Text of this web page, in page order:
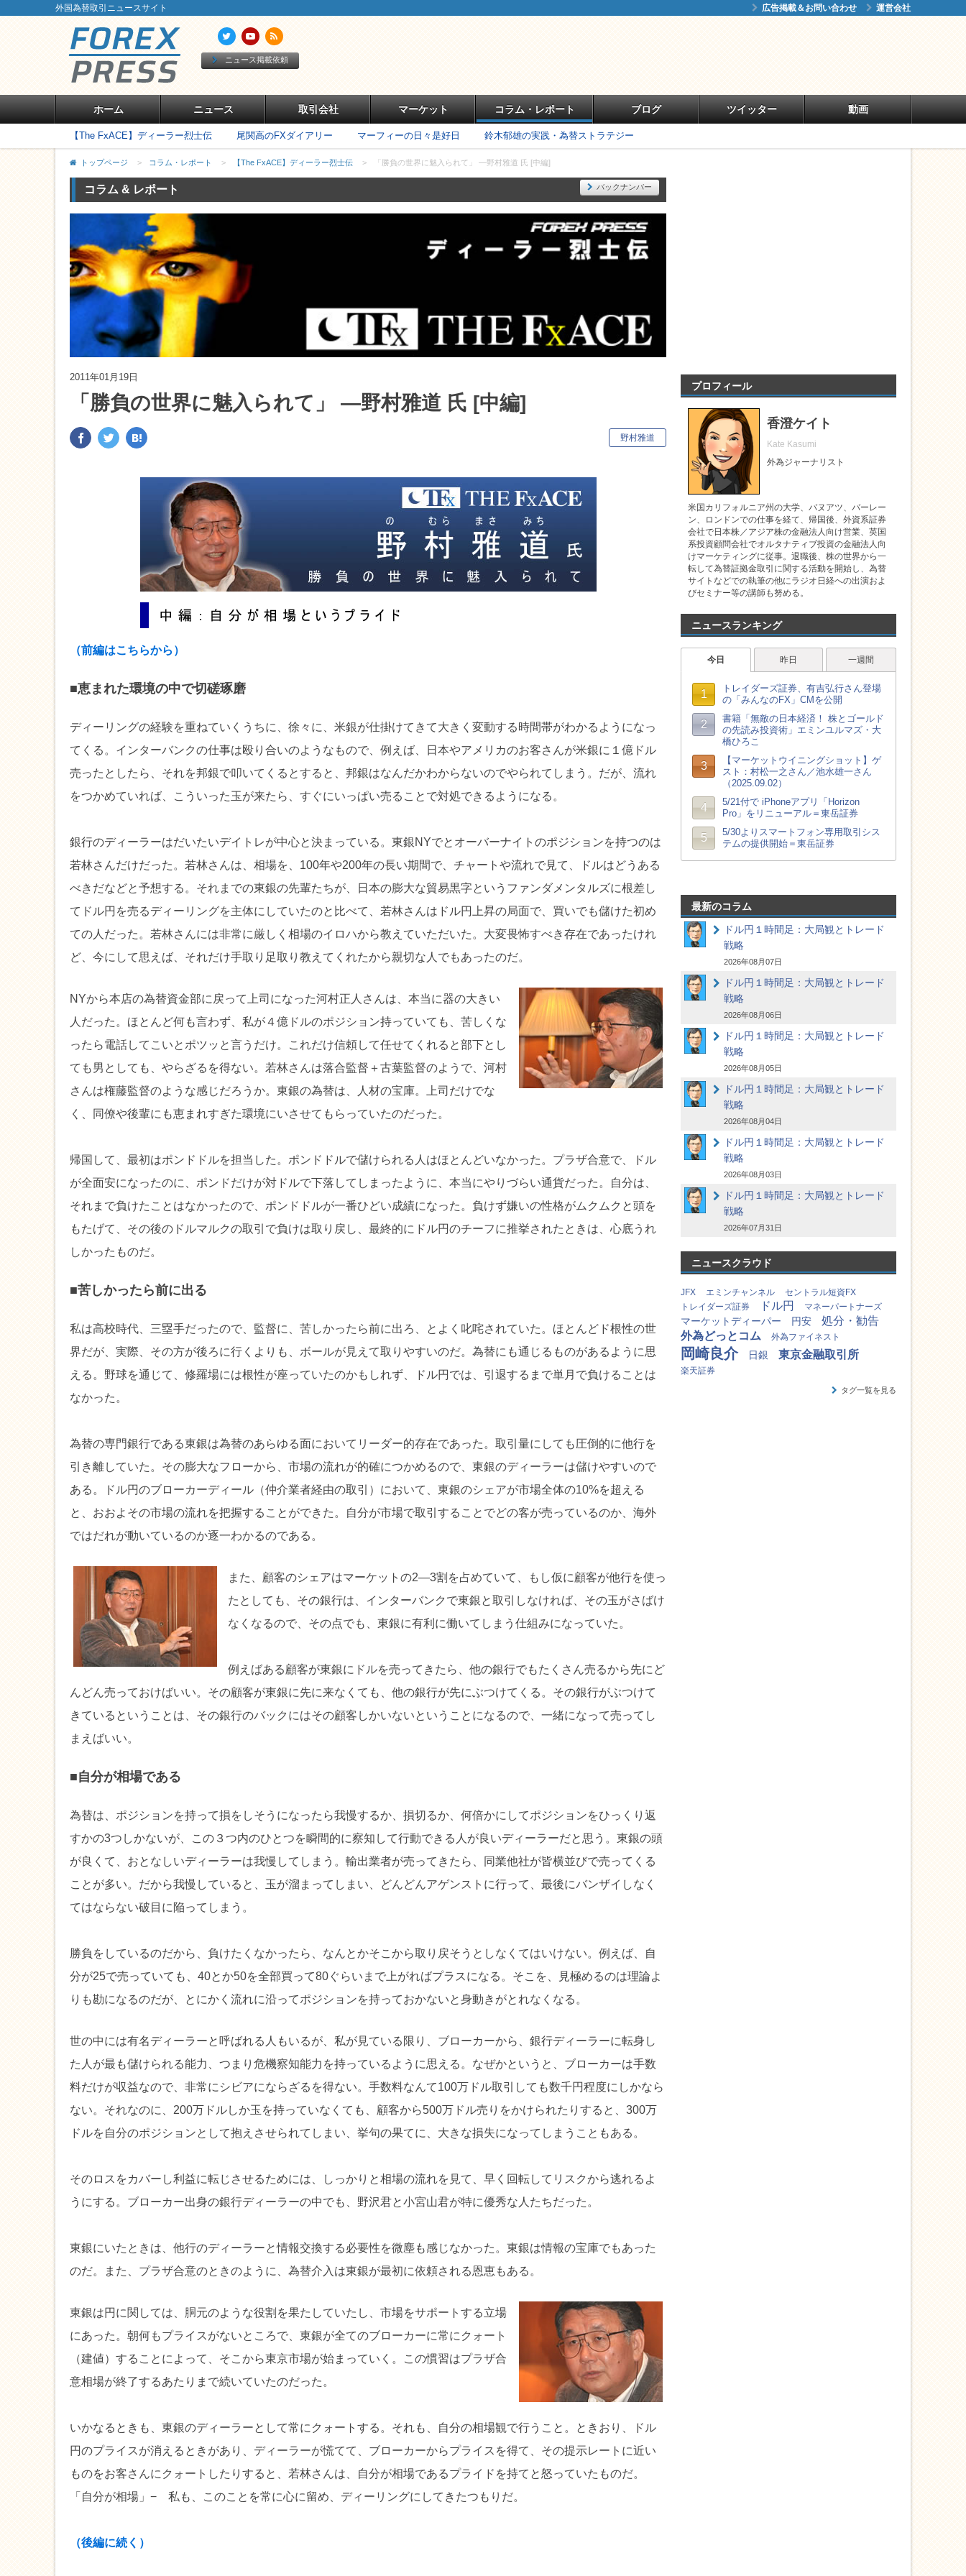
外国為替取引ニュースサイト 広告掲載＆お問い合わせ 運営会社
ニュース掲載依頼
ホーム ニュース 取引会社 マーケット コラム・レポート ブログ ツイッター 動画
【The FxACE】ディーラー烈士伝 尾関高のFXダイアリー マーフィーの日々是好日 鈴木郁雄の実践・為替ストラテジー
トップページ > コラム・レポート > 【The FxACE】ディーラー烈士伝 > 「勝負の世界に魅入られて」 ―野村雅道 氏 [中編]
コラム & レポート バックナンバー
2011年01月19日
「勝負の世界に魅入られて」 ―野村雅道 氏 [中編]
キ
ー
野村雅道
（前編はこちらから）
■恵まれた環境の中で切磋琢磨
ディーリングの経験を重ねていくうちに、徐々に、米銀が仕掛けてきて大きく変動する時間帯がわかるようになっ
てくる。インターバンクの仕事は殴り合いのようなもので、例えば、日本やアメリカのお客さんが米銀に１億ドル
売ったとしたら、それを邦銀で叩いてくるとすると、邦銀はなんだかわからないのでやられてしまう。だが、流れ
をつかめていれば、こういった玉が来たら、すぐにいっぱい売ることで対処できるようになる。
銀行のディーラーはだいたいデイトレが中心と決まっている。東銀NYでとオーバーナイトのポジションを持つのは
若林さんだけだった。若林さんは、相場を、100年や200年の長い期間で、チャートや流れで見て、ドルはどうある
べきだなどと予想する。それまでの東銀の先輩たちが、日本の膨大な貿易黒字というファンダメンタルズに根差し
てドル円を売るディーリングを主体にしていたのと比べて、若林さんはドル円上昇の局面で、買いでも儲けた初め
ての人だった。若林さんには非常に厳しく相場のイロハから教えていただいた。大変畏怖すべき存在であったけれ
ど、今にして思えば、それだけ手取り足取り教えてくれたから親切な人でもあったのだ。
NYから本店の為替資金部に戻って上司になった河村正人さんは、本当に器の大きい
人だった。ほとんど何も言わず、私が４億ドルのポジション持っていても、苦しくな
ったら電話してこいとポツッと言うだけ。これだけ信頼して任せてくれると部下とし
ても男としても、やらざるを得ない。若林さんは落合監督＋古葉監督のようで、河村
さんは権藤監督のような感じだろうか。東銀の為替は、人材の宝庫。上司だけでな
く、同僚や後輩にも恵まれすぎた環境にいさせてもらっていたのだった。
帰国して、最初はポンドドルを担当した。ポンドドルで儲けられる人はほとんどいなかった。プラザ合意で、ドル
が全面安になったのに、ポンドだけが対ドルで下落してしまったように、本当にやりづらい通貨だった。自分は、
それまで負けたことはなかったので、ポンドドルが一番ひどい成績になった。負けず嫌いの性格がムクムクと頭を
もたげて、その後のドルマルクの取引で負けは取り戻し、最終的にドル円のチーフに推挙されたときは、心底うれ
しかったものだ。
■苦しかったら前に出る
私は高校時代、三塁手だったので、監督に、苦しかったら前に出ろ、とよく叱咤されていた。ほとんどド根性の世
界だが、実際、その方が後ろに行くよりも、ボールが見えて取りやすいのだ。為替にも通じるものがあるように思
える。野球を通じて、修羅場には根性が座っていたのかもしれず、ドル円では、引退するまで単月で負けることは
なかった。
為替の専門銀行である東銀は為替のあらゆる面においてリーダー的存在であった。取引量にしても圧倒的に他行を
引き離していた。その膨大なフローから、市場の流れが的確につかめるので、東銀のディーラーは儲けやすいので
ある。ドル円のブローカーディール（仲介業者経由の取引）において、東銀のシェアが市場全体の10%を超える
と、おおよその市場の流れを把握することができた。自分が市場で取引することでどの客が売っているのか、海外
ではだれが動いているのか逐一わかるのである。
また、顧客のシェアはマーケットの2―3割を占めていて、もし仮に顧客が他行を使っ
たとしても、その銀行は、インターバンクで東銀と取引しなければ、その玉がさばけ
なくなるので、その点でも、東銀に有利に働いてしまう仕組みになっていた。
例えばある顧客が東銀にドルを売ってきたら、他の銀行でもたくさん売るから先にど
んどん売っておけばいい。その顧客が東銀に先に来なくても、他の銀行が先にぶつけてくる。その銀行がぶつけて
きているということは、その銀行のバックにはその顧客しかいないということになるので、一緒になって売ってし
まえばいい。
■自分が相場である
為替は、ポジションを持って損をしそうになったら我慢するか、損切るか、何倍かにしてポジションをひっくり返
すかの3つしかないが、この３つ内のひとつを瞬間的に察知して行動できる人が良いディーラーだと思う。東銀の頭
が良くて、おとなしいディーラーは我慢してしまう。輸出業者が売ってきたら、同業他社が皆横並びで売ってくる
ことが多い。だから我慢していると、玉が溜まってしまい、どんどんアゲンストに行って、最後にバンザイしなく
てはならない破目に陥ってしまう。
勝負をしているのだから、負けたくなかったら、なんとかそこから取り戻そうとしなくてはいけない。例えば、自
分が25で売っていても、40とか50を全部買って80ぐらいまで上がればプラスになる。そこを、見極めるのは理論よ
りも勘になるのだが、とにかく流れに沿ってポジションを持っておかないと身動きがとれなくなる。
世の中には有名ディーラーと呼ばれる人もいるが、私が見ている限り、ブローカーから、銀行ディーラーに転身し
た人が最も儲けられる能力、つまり危機察知能力を持っているように思える。なぜかというと、ブローカーは手数
料だけが収益なので、非常にシビアにならざるを得ない。手数料なんて100万ドル取引しても数千円程度にしかなら
ない。それなのに、200万ドルしか玉を持っていなくても、顧客から500万ドル売りをかけられたりすると、300万
ドルを自分のポジションとして抱えさせられてしまい、挙句の果てに、大きな損失になってしまうこともある。
そのロスをカバーし利益に転じさせるためには、しっかりと相場の流れを見て、早く回転してリスクから逃れるよ
うにする。ブローカー出身の銀行ディーラーの中でも、野沢君と小宮山君が特に優秀な人たちだった。
東銀にいたときは、他行のディーラーと情報交換する必要性を微塵も感じなかった。東銀は情報の宝庫でもあった
のだ。また、プラザ合意のときのように、為替介入は東銀が最初に依頼される恩恵もある。
東銀は円に関しては、胴元のような役割を果たしていたし、市場をサポートする立場
にあった。朝何もプライスがないところで、東銀が全てのブローカーに常にクォート
（建値）することによって、そこから東京市場が始まっていく。この慣習はプラザ合
意相場が終了するあたりまで続いていたのだった。
いかなるときも、東銀のディーラーとして常にクォートする。それも、自分の相場観で行うこと。ときおり、ドル
円のプライスが消えるときがあり、ディーラーが慌てて、ブローカーからプライスを得て、その提示レートに近い
ものをお客さんにクォートしたりすると、若林さんは、自分が相場であるプライドを持てと怒っていたものだ。
「自分が相場」− 私も、このことを常に心に留め、ディーリングにしてきたつもりだ。
（後編に続く）
プロフィール
香澄ケイト
Kate Kasumi
外為ジャーナリスト
米国カリフォルニア州の大学、バヌアツ、バーレー
ン、ロンドンでの仕事を経て、帰国後、外資系証券
会社で日本株／アジア株の金融法人向け営業、英国
系投資顧問会社でオルタナティブ投資の金融法人向
けマーケティングに従事。退職後、株の世界から一
転して為替証拠金取引に関する活動を開始し、為替
サイトなどでの執筆の他にラジオ日経への出演およ
びセミナー等の講師も努める。
ニュースランキング
最新のコラム
ドル円１時間足：大局観とトレード
戦略
2026年08月07日
ドル円１時間足：大局観とトレード
戦略
2026年08月06日
ドル円１時間足：大局観とトレード
戦略
2026年08月05日
ドル円１時間足：大局観とトレード
戦略
2026年08月04日
ドル円１時間足：大局観とトレード
戦略
2026年08月03日
ドル円１時間足：大局観とトレード
戦略
2026年07月31日
ニュースクラウド
JFX エミンチャンネル
セントラル短資FX
トレイダーズ証券
ドル円 マネーパートナーズ
マーケットディーパー 円安
処分・勧告
外為どっとコム
外為ファイネスト
岡崎良介 日銀 東京金融取引所
楽天証券
タグ一覧を見る